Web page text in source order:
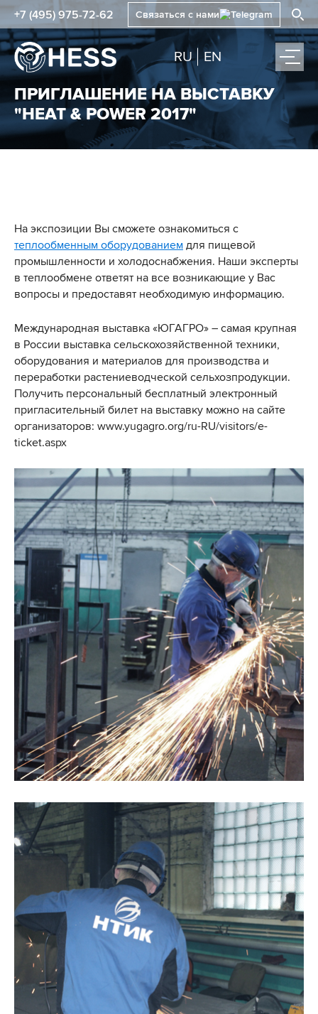
+7 (495) 975-72-62 Связаться с нами
RU EN
ПРИГЛАШЕНИЕ НА ВЫСТАВКУ
"HEAT & POWER 2017"
На экспозиции Вы сможете ознакомиться с
теплообменным оборудованием для пищевой
промышленности и холодоснабжения. Наши эксперты
в теплообмене ответят на все возникающие у Вас
вопросы и предоставят необходимую информацию.
Международная выставка «ЮГАГРО» – самая крупная
в России выставка сельскохозяйственной техники,
оборудования и материалов для производства и
переработки растениеводческой сельхозпродукции.
Получить персональный бесплатный электронный
пригласительный билет на выставку можно на сайте
организаторов: www.yugagro.org/ru-RU/visitors/e-
ticket.aspx